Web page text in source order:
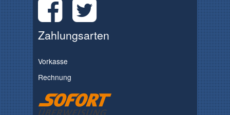
Zahlungsarten
Vorkasse
Rechnung